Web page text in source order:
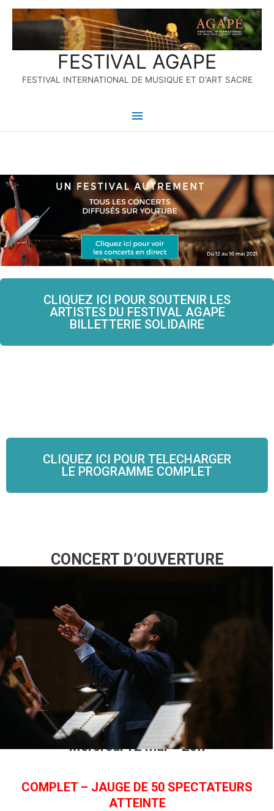
FESTIVAL AGAPE
FESTIVAL INTERNATIONAL DE MUSIQUE ET D'ART SACRE
Menu
principal
CLIQUEZ ICI POUR SOUTENIR LES
ARTISTES DU FESTIVAL AGAPE
BILLETTERIE SOLIDAIRE
CLIQUEZ ICI POUR TELECHARGER
LE PROGRAMME COMPLET
CONCERT D’OUVERTURE
Oratorios de Carissimi et Rossi
Cappella Mediterranea
Leonardo Garcia Alarcón, Direction
Choeur de Chambre de Namur
Eglise Sainte-Croix Carouge
Mercredi 12 mai – 20h
COMPLET – JAUGE DE 50 SPECTATEURS
ATTEINTE